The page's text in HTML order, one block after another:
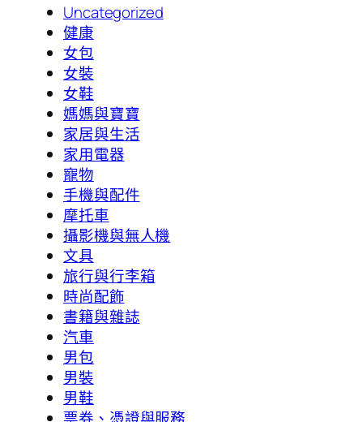
Uncategorized
健康
女包
女裝
女鞋
媽媽與寶寶
家居與生活
家用電器
寵物
手機與配件
摩托車
攝影機與無人機
文具
旅行與行李箱
時尚配飾
書籍與雜誌
汽車
男包
男裝
男鞋
票券、憑證與服務